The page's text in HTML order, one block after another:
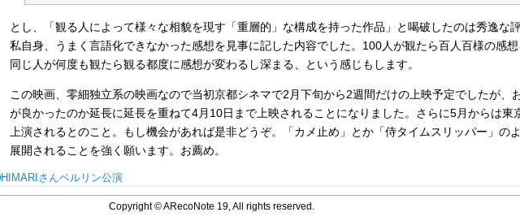
とし、「観る人によって様々な相貌を現す「重層的」な構成を持った作品」と喝破したのは秀逸な評
私自身、うまく言語化できなかった感想を見事に記した内容でした。100人が観たら百人百様の感想
同じ人が何度も観たら観る都度に感想が変わるし深まる、という感じもします。
この映画、零細独立系の映画なので当初京都シネマで2月下旬から2週間だけの上映予定でしたが、
が良かったのか延長に延長を重ねて4月10日まで上映されることになりました。さらに5月からは東
上演されるとのこと。もし機会があれば是非どうぞ。「カメ止め」とか「侍タイムスリッパー」の
展開されることを強く願います。お薦め。
HIMARIさんベルリン公演
Copyright © ARecoNote 19, All rights reserved.